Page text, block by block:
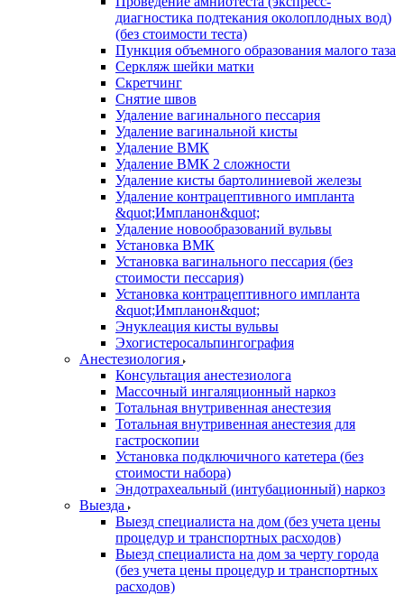
диагностика подтекания околоплодных вод)
(без стоимости теста)
Пункция объемного образования малого таза
Серкляж шейки матки
Скретчинг
Снятие швов
Удаление вагинального пессария
Удаление вагинальной кисты
Удаление ВМК
Удаление ВМК 2 сложности
Удаление кисты бартолиниевой железы
Удаление контрацептивного импланта
&quot;Импланон&quot;
Удаление новообразований вульвы
Установка ВМК
Установка вагинального пессария (без
стоимости пессария)
Установка контрацептивного импланта
&quot;Импланон&quot;
Энуклеация кисты вульвы
Эхогистеросальпингография
Анестезиология
Консультация анестезиолога
Массочный ингаляционный наркоз
Тотальная внутривенная анестезия
Тотальная внутривенная анестезия для
гастроскопии
Установка подключичного катетера (без
стоимости набора)
Эндотрахеальный (интубационный) наркоз
Выезда
Выезд специалиста на дом (без учета цены
процедур и транспортных расходов)
Выезд специалиста на дом за черту города
(без учета цены процедур и транспортных
расходов)